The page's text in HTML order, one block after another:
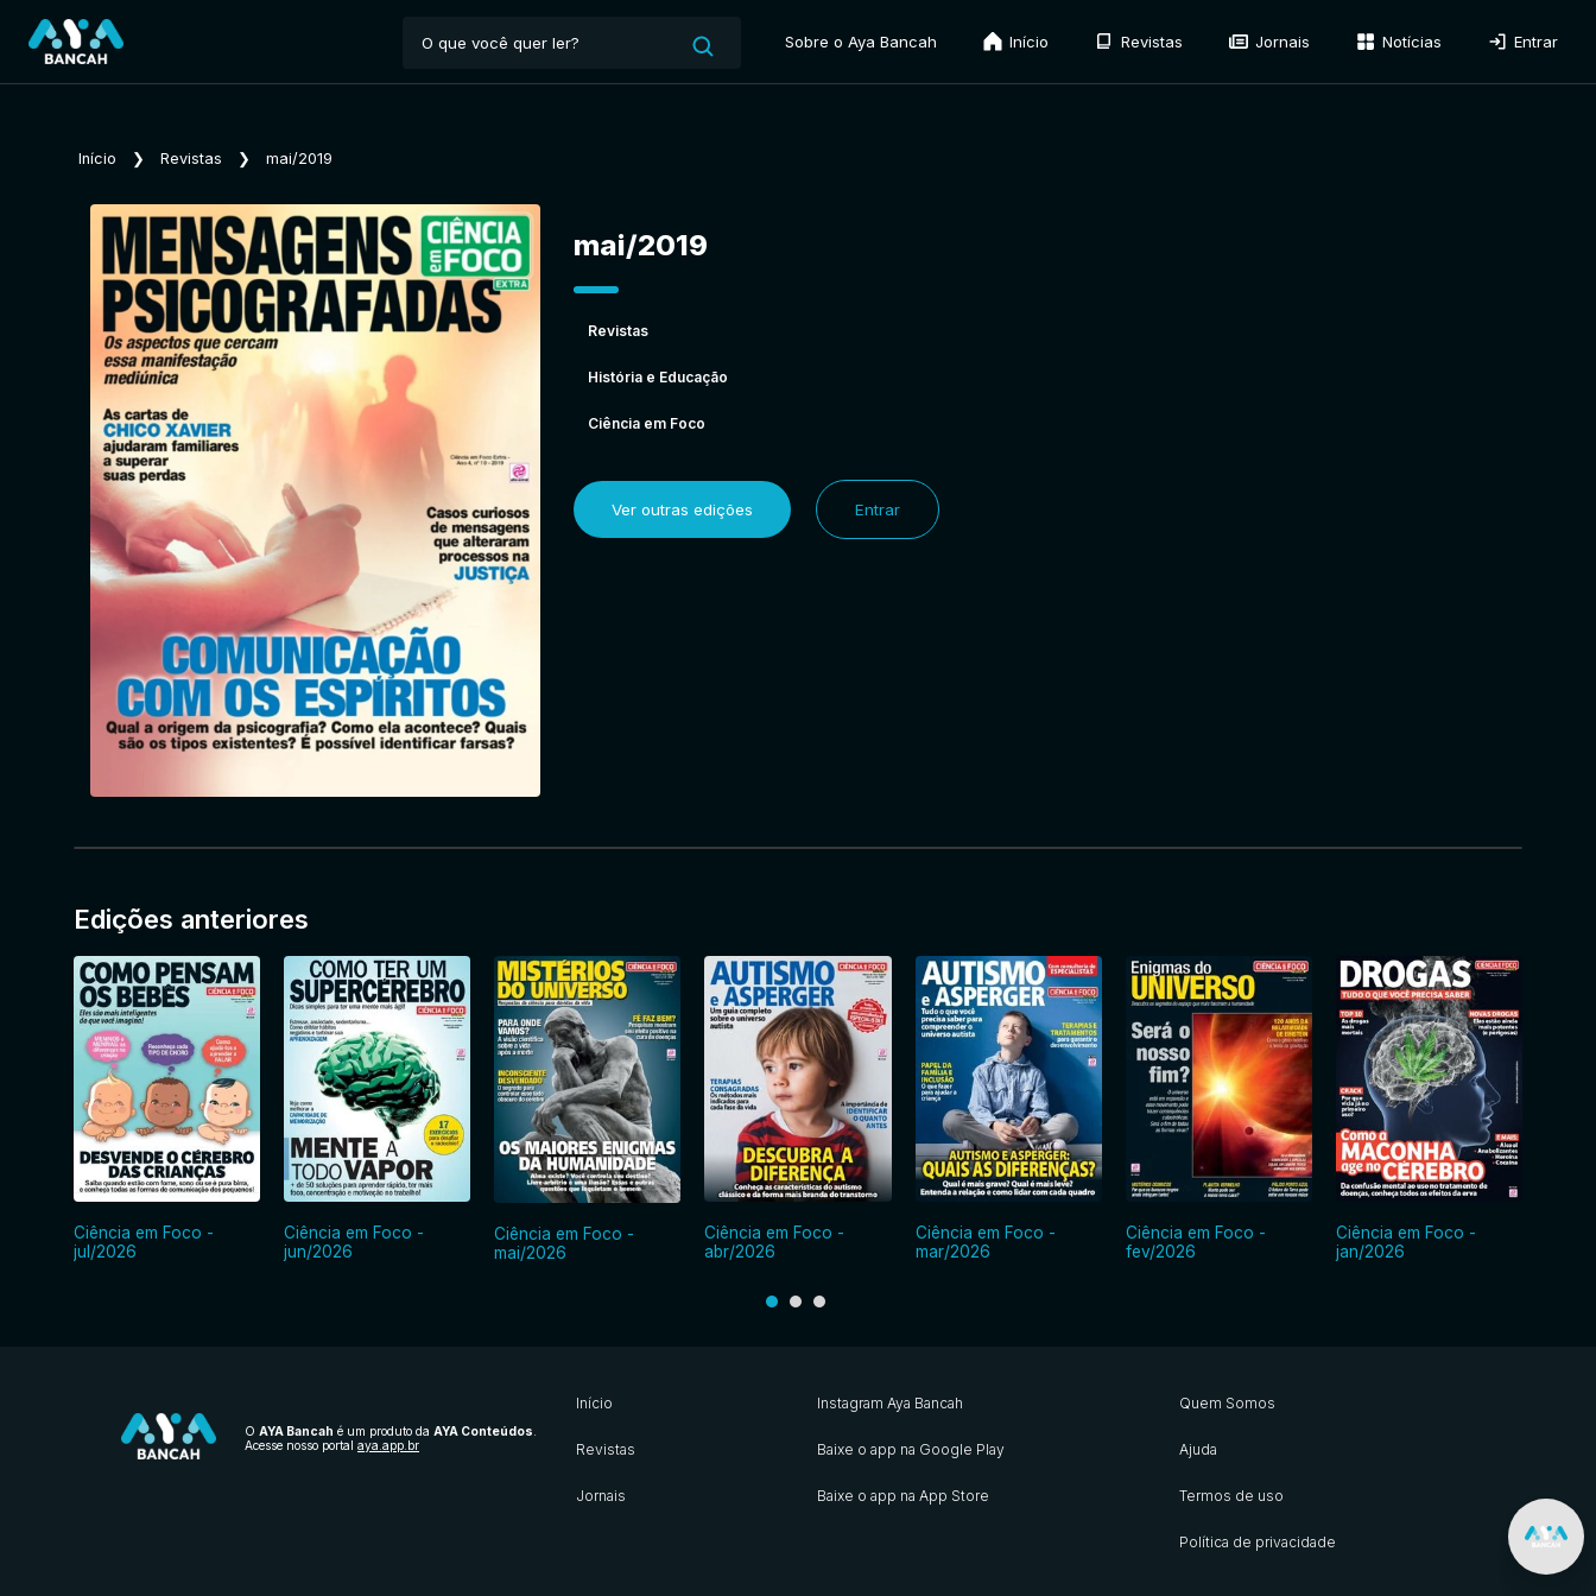
Sobre o Aya Bancah Início Revistas Jornais Notícias Entrar
Início ❯ Revistas ❯ mai/2019
mai/2019
Revistas
História e Educação
Ciência em Foco
Ver outras edições Entrar
Edições anteriores
Ciência em Foco -
jul/2026
Ciência em Foco -
jun/2026
Ciência em Foco -
mai/2026
Ciência em Foco -
abr/2026
Ciência em Foco -
mar/2026
Ciência em Foco -
fev/2026
Ciência em Foco -
jan/2026
O AYA Bancah é um produto da AYA Conteúdos
Acesse nosso portal aya.app.br
Início
Revistas
Jornais
Instagram Aya Bancah
Baixe o app na Google Play
Baixe o app na App Store
Quem Somos
Ajuda
Termos de uso
Política de privacidade